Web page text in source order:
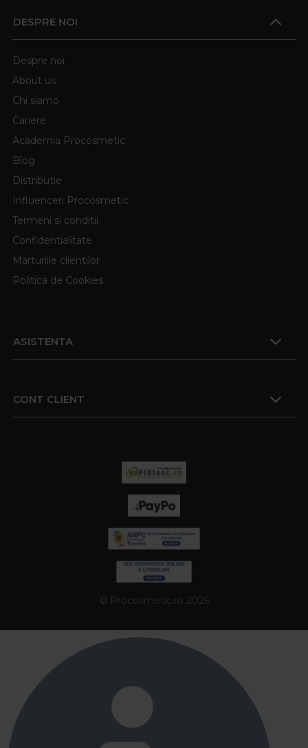
DESPRE NOI
Despre noi
About us
Chi siamo
Cariere
Academia Procosmetic
Blog
Distributie
Influenceri Procosmetic
Termeni si conditii
Confidentialitate
Marturiile clientilor
Politica de Cookies
ASISTENTA
CONT CLIENT
© Procosmetic.ro 2026